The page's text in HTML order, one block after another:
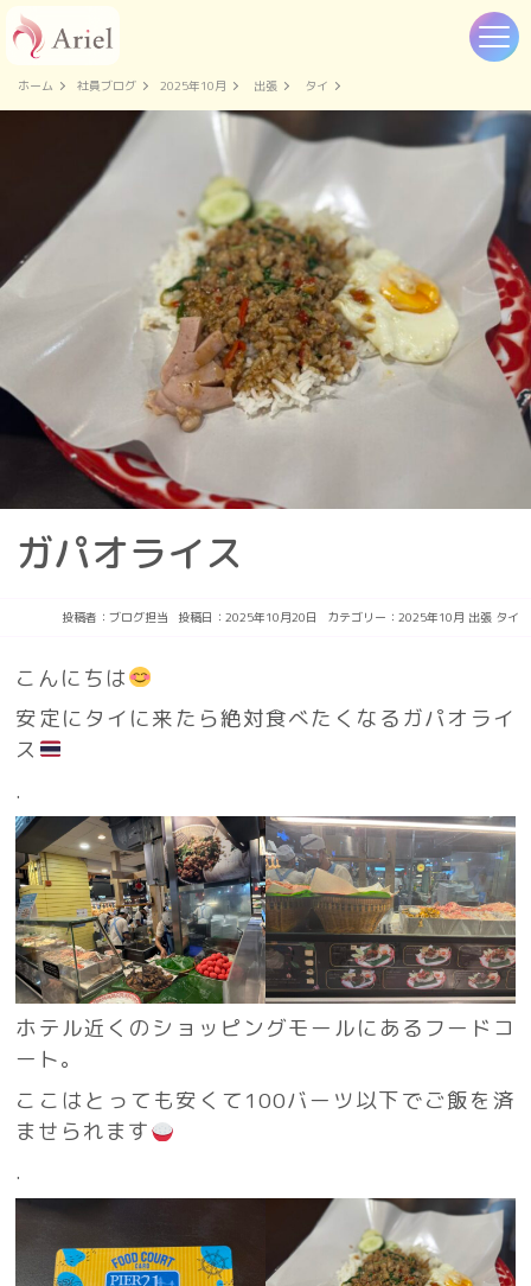
ホーム 社員ブログ 2025年10月 出張 タイ
ガパオライス
投稿者： ブログ担当 投稿日：2025年10月20日 カテゴリー： 2025年10月 出張 タイ
こんにちは
安定にタイに来たら絶対食べたくなるガパオライ
ス
.
ホテル近くのショッピングモールにあるフードコ
ート。
ここはとっても安くて100バーツ以下でご飯を済
ませられます
.